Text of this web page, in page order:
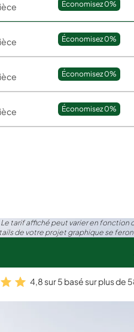
Économisez 0%
Économisez 0%
Économisez 0%
Économisez 0%
tarif affiché peut varier en fonction
de votre projet graphique se
4,8 sur 5 basé sur plus de